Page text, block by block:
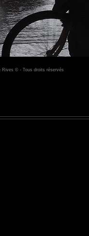
Rives © - Tous droits réservés